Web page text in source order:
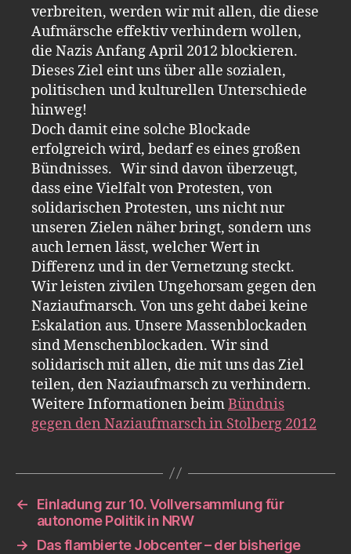
verbreiten, werden wir mit allen, die diese
Aufmärsche effektiv verhindern wollen,
die Nazis Anfang April 2012 blockieren.
Dieses Ziel eint uns über alle sozialen,
politischen und kulturellen Unterschiede
hinweg!
Doch damit eine solche Blockade
erfolgreich wird, bedarf es eines großen
Bündnisses. Wir sind davon überzeugt,
dass eine Vielfalt von Protesten, von
solidarischen Protesten, uns nicht nur
unseren Zielen näher bringt, sondern uns
auch lernen lässt, welcher Wert in
Differenz und in der Vernetzung steckt.
Wir leisten zivilen Ungehorsam gegen den
Naziaufmarsch. Von uns geht dabei keine
Eskalation aus. Unsere Massenblockaden
sind Menschenblockaden. Wir sind
solidarisch mit allen, die mit uns das Ziel
teilen, den Naziaufmarsch zu verhindern.
Weitere Informationen beimBündnis
gegen den Naziaufmarsch in Stolberg 2012
←
Einladung zur 10. Vollversammlung für
autonome Politik in NRW
→
Das flambierte Jobcenter – der bisherige